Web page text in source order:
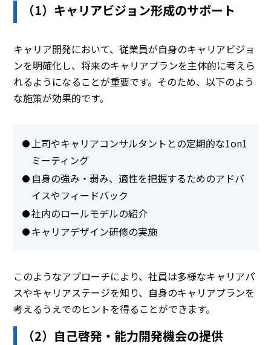
（1）キャリアビジョン形成のサポート
キャリア開発において、従業員が自身のキャリアビジョ
ンを明確化し、将来のキャリアプランを主体的に考えら
れるようになることが重要です。そのため、以下のよう
な施策が効果的です。
上司やキャリアコンサルタントとの定期的な1on1
ミーティング
自身の強み・弱み、適性を把握するためのアドバ
イスやフィードバック
社内のロールモデルの紹介
キャリアデザイン研修の実施
このようなアプローチにより、社員は多様なキャリアパ
スやキャリアステージを知り、自身のキャリアプランを
考えるうえでのヒントを得ることができます。
（2）自己啓発・能力開発機会の提供